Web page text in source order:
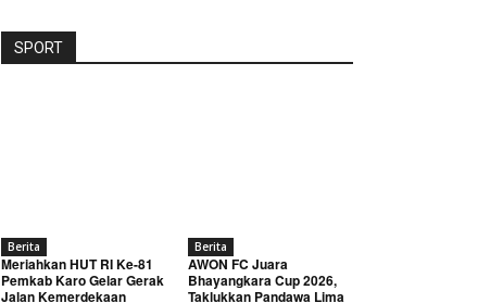
SPORT
Berita
Meriahkan HUT RI Ke-81
Pemkab Karo Gelar Gerak
Jalan Kemerdekaan
Berita
AWON FC Juara
Bhayangkara Cup 2026,
Taklukkan Pandawa Lima